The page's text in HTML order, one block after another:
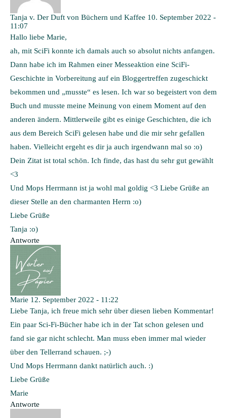
Tanja v. Der Duft von Büchern und Kaffee 10. September 2022 -
11:07
Hallo liebe Marie,
ah, mit SciFi konnte ich damals auch so absolut nichts anfangen.
Dann habe ich im Rahmen einer Messeaktion eine SciFi-
Geschichte in Vorbereitung auf ein Bloggertreffen zugeschickt
bekommen und „musste“ es lesen. Ich war so begeistert von dem
Buch und musste meine Meinung von einem Moment auf den
anderen ändern. Mittlerweile gibt es einige Geschichten, die ich
aus dem Bereich SciFi gelesen habe und die mir sehr gefallen
haben. Vielleicht ergeht es dir ja auch irgendwann mal so :o)
Dein Zitat ist total schön. Ich finde, das hast du sehr gut gewählt
<3
Und Mops Herrmann ist ja wohl mal goldig <3 Liebe Grüße an
dieser Stelle an den charmanten Herrn :o)
Liebe Grüße
Tanja :o)
Antworte
Marie 12. September 2022 - 11:22
Liebe Tanja, ich freue mich sehr über diesen lieben Kommentar!
Ein paar Sci-Fi-Bücher habe ich in der Tat schon gelesen und
fand sie gar nicht schlecht. Man muss eben immer mal wieder
über den Tellerrand schauen. ;-)
Und Mops Herrmann dankt natürlich auch. :)
Liebe Grüße
Marie
Antworte